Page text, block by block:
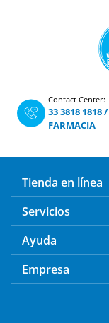
Contact Center:
33 3818 1818/
FARMACIA
Tienda en línea
Servicios
Ayuda
Empresa